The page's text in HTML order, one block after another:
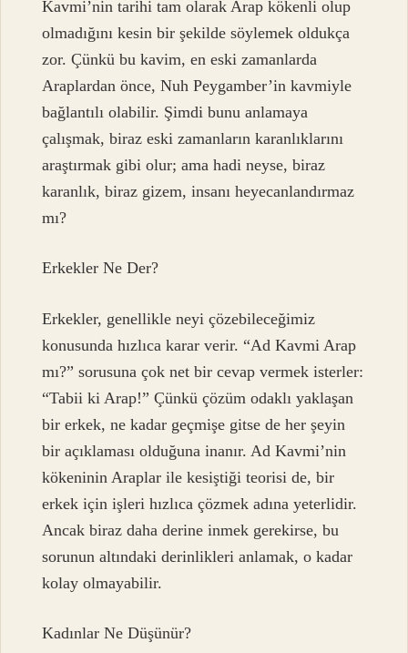
Kavmi’nin tarihi tam olarak Arap kökenli olup
olmadığını kesin bir şekilde söylemek oldukça
zor. Çünkü bu kavim, en eski zamanlarda
Araplardan önce, Nuh Peygamber’in kavmiyle
bağlantılı olabilir. Şimdi bunu anlamaya
çalışmak, biraz eski zamanların karanlıklarını
araştırmak gibi olur; ama hadi neyse, biraz
karanlık, biraz gizem, insanı heyecanlandırmaz
mı?
Erkekler Ne Der?
Erkekler, genellikle neyi çözebileceğimiz
konusunda hızlıca karar verir. “Ad Kavmi Arap
mı?” sorusuna çok net bir cevap vermek isterler:
“Tabii ki Arap!” Çünkü çözüm odaklı yaklaşan
bir erkek, ne kadar geçmişe gitse de her şeyin
bir açıklaması olduğuna inanır. Ad Kavmi’nin
kökeninin Araplar ile kesiştiği teorisi de, bir
erkek için işleri hızlıca çözmek adına yeterlidir.
Ancak biraz daha derine inmek gerekirse, bu
sorunun altındaki derinlikleri anlamak, o kadar
kolay olmayabilir.
Kadınlar Ne Düşünür?